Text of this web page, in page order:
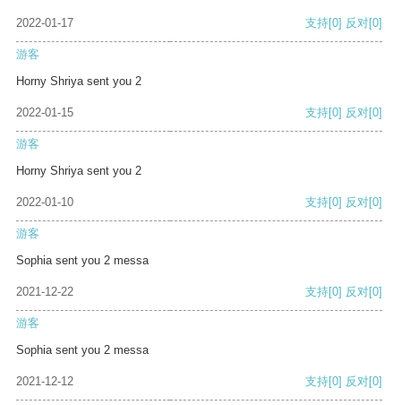
2022-01-17 支持[0] 反对[0]
游客
Horny Shriya sent you 2
2022-01-15 支持[0] 反对[0]
游客
Horny Shriya sent you 2
2022-01-10 支持[0] 反对[0]
游客
Sophia sent you 2 messa
2021-12-22 支持[0] 反对[0]
游客
Sophia sent you 2 messa
2021-12-12 支持[0] 反对[0]